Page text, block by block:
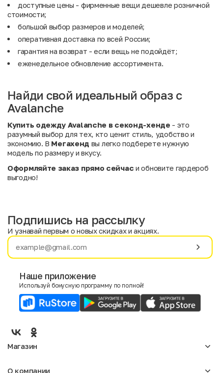
доступные цены - фирменные вещи дешевле розничной
стоимости;
большой выбор размеров и моделей;
оперативная доставка по всей России;
гарантия на возврат - если вещь не подойдёт;
еженедельное обновление ассортимента.
Найди свой идеальный образ с
Avalanche
Купить одежду Avalanche в секонд-хенде - это
разумный выбор для тех, кто ценит стиль, удобство и
экономию. В Мегахенд вы легко подберете нужную
модель по размеру и вкусу.
Оформляйте заказ прямо сейчас и обновите гардероб
выгодно!
Имя
E-mail
Пол
Мужской
Подпишись на рассылку
И узнавай первым о новых скидках и акциях.
Наше приложение
Используй бонусную программу по полной!
Магазин
О компании